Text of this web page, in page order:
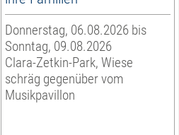
Donnerstag, 06.08.2026 bis
Sonntag, 09.08.2026
Clara-Zetkin-Park, Wiese
schräg gegenüber vom
Musikpavillon